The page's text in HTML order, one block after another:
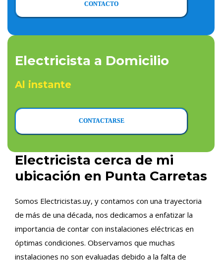
CONTACTO
Electricista a Domicilio
Al instante
CONTACTARSE
Electricista cerca de mi
ubicación en Punta Carretas
Somos Electricistas.uy, y contamos con una trayectoria
de más de una década, nos dedicamos a enfatizar la
importancia de contar con instalaciones eléctricas en
óptimas condiciones. Observamos que muchas
instalaciones no son evaluadas debido a la falta de